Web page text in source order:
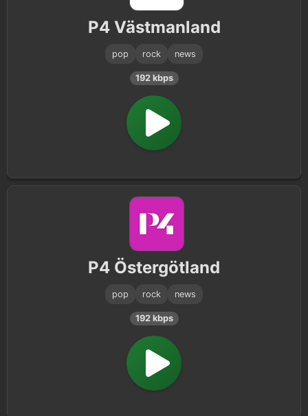
P4 Västmanland
pop rock news
192 kbps
P4 Östergötland
pop rock news
192 kbps